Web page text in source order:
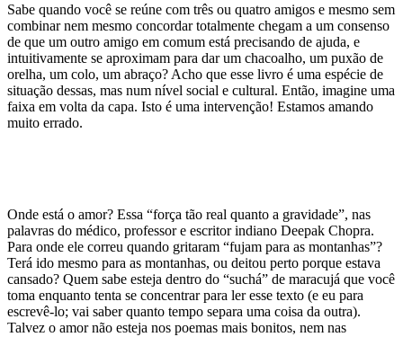
Sabe quando você se reúne com três ou quatro amigos e mesmo sem
combinar nem mesmo concordar totalmente chegam a um consenso
de que um outro amigo em comum está precisando de ajuda, e
intuitivamente se aproximam para dar um chacoalho, um puxão de
orelha, um colo, um abraço? Acho que esse livro é uma espécie de
situação dessas, mas num nível social e cultural. Então, imagine uma
faixa em volta da capa. Isto é uma intervenção! Estamos amando
muito errado.
Onde está o amor? Essa “força tão real quanto a gravidade”, nas
palavras do médico, professor e escritor indiano Deepak Chopra.
Para onde ele correu quando gritaram “fujam para as montanhas”?
Terá ido mesmo para as montanhas, ou deitou perto porque estava
cansado? Quem sabe esteja dentro do “suchá” de maracujá que você
toma enquanto tenta se concentrar para ler esse texto (e eu para
escrevê-lo; vai saber quanto tempo separa uma coisa da outra).
Talvez o amor não esteja nos poemas mais bonitos, nem nas